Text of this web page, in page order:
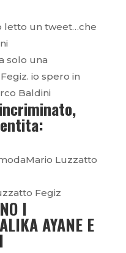
letto un tweet…che
solo una
io spero in
Baldini
Luzzatto
Fegiz
I
AYANE E